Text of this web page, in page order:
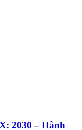
2030 – Hành